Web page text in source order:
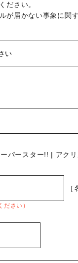
ださい。
が届かない事象に関
パースター!! | アク
［
ださい）